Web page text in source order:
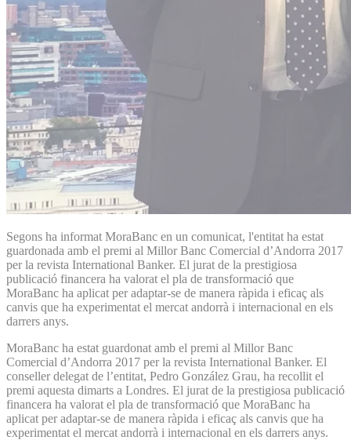
Segons ha informat MoraBanc en un comunicat, l'entitat ha estat
guardonada amb el premi al Millor Banc Comercial d’Andorra 2017
per la revista International Banker. El jurat de la prestigiosa
publicació financera ha valorat el pla de transformació que
MoraBanc ha aplicat per adaptar-se de manera ràpida i eficaç als
canvis que ha experimentat el mercat andorrà i internacional en els
darrers anys.
MoraBanc ha estat guardonat amb el premi al Millor Banc
Comercial d’Andorra 2017 per la revista International Banker. El
conseller delegat de l’entitat, Pedro González Grau, ha recollit el
premi aquesta dimarts a Londres. El jurat de la prestigiosa publicació
financera ha valorat el pla de transformació que MoraBanc ha
aplicat per adaptar-se de manera ràpida i eficaç als canvis que ha
experimentat el mercat andorrà i internacional en els darrers anys.